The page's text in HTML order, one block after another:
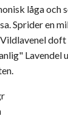
låga och
Sprider en
Lavendel